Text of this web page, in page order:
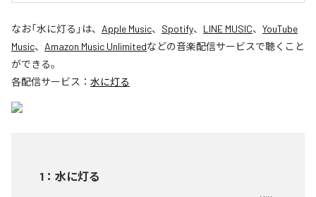
なお「水に灯る 」は、 Apple Music、 Spotify、 LINE MUSIC、 YouTube
Music、 Amazon Music Unlimitedなどの音楽配信サービスで聴くこと
ができる。
各配信サービス： 水に灯る
1 ： 水に灯る